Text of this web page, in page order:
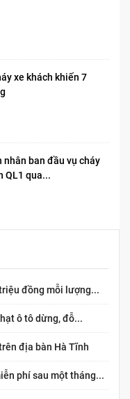
xe khách khiến 7
nhân ban đầu vụ cháy
QL1 qua...
đồng mỗi lượng...
ô tô dừng, đỗ...
địa bàn Hà Tĩnh
phí sau một tháng...